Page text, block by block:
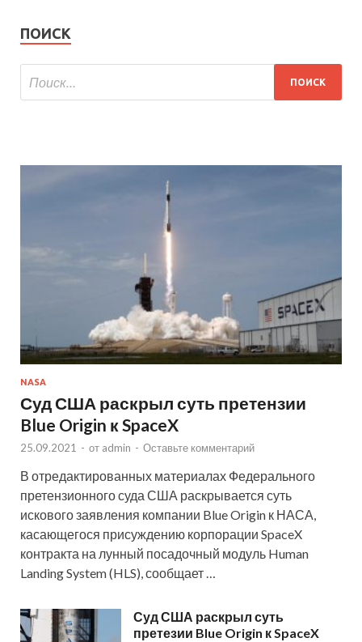
ПОИСК
NASA
Суд США раскрыл суть претензии
Blue Origin к SpaceX
25.09.2021 - от admin - Оставьте комментарий
В отредактированных материалах Федерального
претензионного суда США раскрывается суть
искового заявления компании Blue Origin к НАСА,
касающегося присуждению корпорации SpaceX
контракта на лунный посадочный модуль Human
Landing System (HLS), сообщает …
Суд США раскрыл суть
претезии Blue Origin к SpaceX